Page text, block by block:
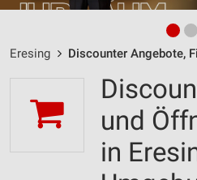
Eresing Discounter Angebote,
und
in